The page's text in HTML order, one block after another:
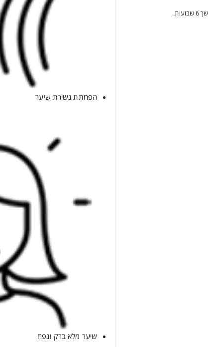
הפחתת נשירת שיער
שיער מלא ברק ונפח